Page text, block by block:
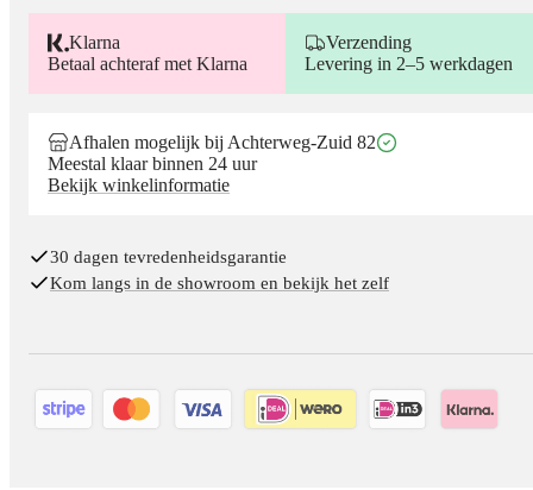
Klarna
Betaal achteraf met Klarna
Verzending
Levering in 2–5 werkdagen
Afhalen mogelijk bij Achterweg-Zuid 82
Meestal klaar binnen 24 uur
Bekijk winkelinformatie
30 dagen tevredenheidsgarantie
Kom langs in de showroom en bekijk het zelf